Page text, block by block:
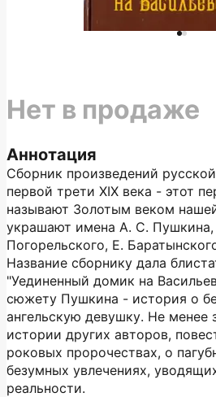
Аннотация
Сборник произведений
первой трети XIX века - этот
называют Золотым веком
украшают имена А. С.
Погорельского, Е.
Название сборнику дала
"Уединенный домик на
сюжету Пушкина - история о
ангельскую девушку. Не менее
истории других авторов,
роковых пророчествах, о
безумных увлечениях,
реальности.
Нет в продаже